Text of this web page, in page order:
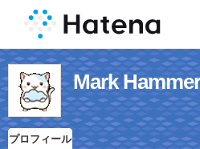
Mark
プロフィール